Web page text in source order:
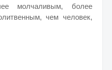
молчаливым, более
чем человек,